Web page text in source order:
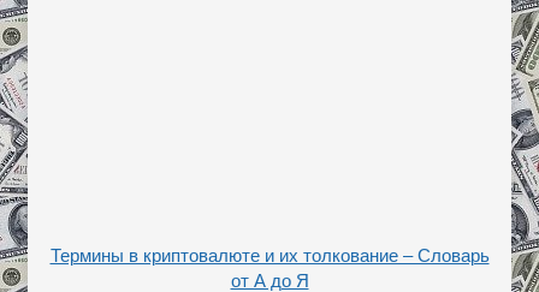
Термины в криптовалюте и их толкование – Словарь
от А до Я